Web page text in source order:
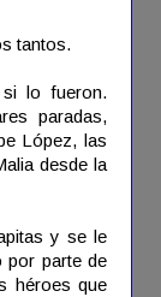
tantos.
lo fueron.
paradas,
López, las
desde la
y se le
por parte de
héroes que